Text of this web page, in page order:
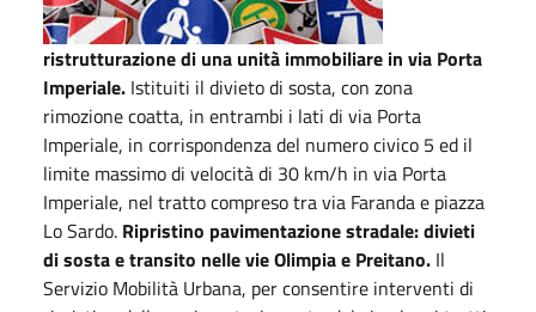
ristrutturazione di una unità immobiliare in via Porta
Imperiale. Istituiti il divieto di sosta, con zona
rimozione coatta, in entrambi i lati di via Porta
Imperiale, in corrispondenza del numero civico 5 ed il
limite massimo di velocità di 30 km/h in via Porta
Imperiale, nel tratto compreso tra via Faranda e piazza
Lo Sardo. Ripristino pavimentazione stradale: divieti
di sosta e transito nelle vie Olimpia e Preitano. Il
Servizio Mobilità Urbana, per consentire interventi di